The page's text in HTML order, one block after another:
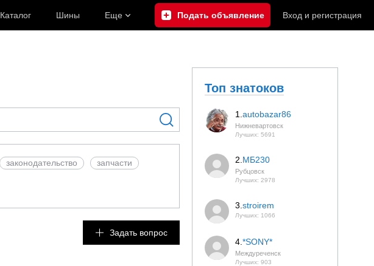
Каталог Шины Еще Подать объявление Вход и регистрация
законодательство запчасти
Задать вопрос
Топ знатоков
1. autobazar86
Нижневартовск
Лучших: 5691
2. МБ230
Рубцовск
Лучших: 2978
3. stroirem
Лучших: 1066
4. *SONY*
Междуреченск
Лучших: 903